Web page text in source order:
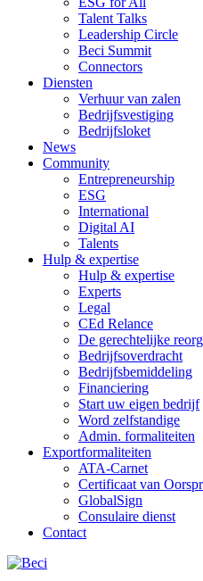
Talent Talks
Leadership Circle
Beci Summit
Connectors
Diensten
Verhuur van zalen
Bedrijfsvestiging
Bedrijfsloket
News
Community
Entrepreneurship
ESG
International
Digital AI
Talents
Hulp & expertise
Hulp & expertise
Experts
Legal
CEd Relance
De gerechtelijke
Bedrijfsoverdracht
Bedrijfsbemiddeling
Financiering
Start uw eigen bedrijf
Word zelfstandige
Admin. formaliteiten
Exportformaliteiten
ATA-Carnet
Certificaat van
GlobalSign
Consulaire dienst
Contact